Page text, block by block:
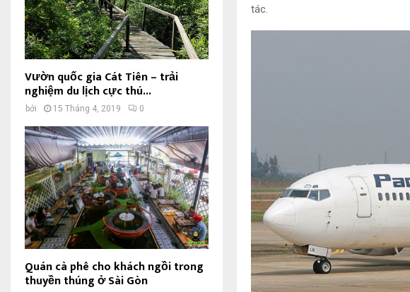
tác.
Vườn quốc gia Cát Tiên – trải
nghiệm du lịch cực thú...
bởi 15 Tháng 4, 2019 0
Quán cà phê cho khách ngồi trong
thuyền thúng ở Sài Gòn